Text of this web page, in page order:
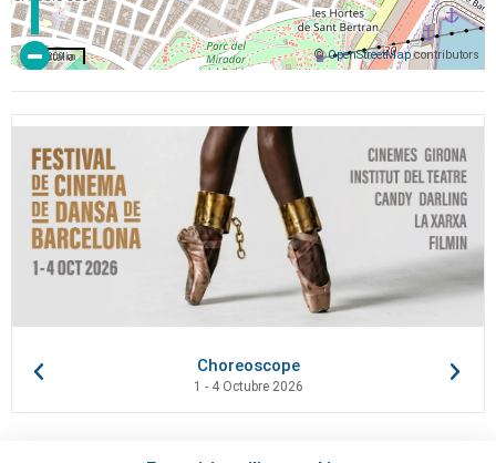
©OpenStreetMapcontributors
200 m
Choreoscope
1 - 4 Octubre 2026